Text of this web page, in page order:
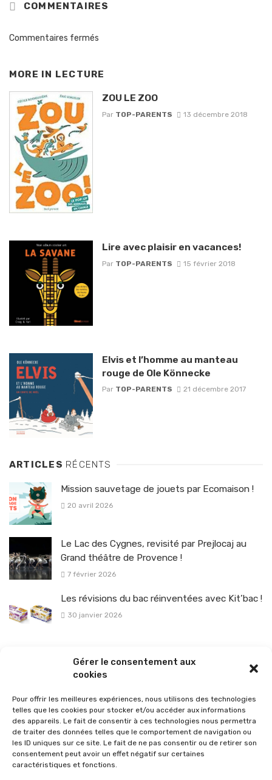
Gérer le consentement aux
cookies
Pour offrir les meilleures expériences, nous utilisons des technologies
telles que les cookies pour stocker et/ou accéder aux informations
des appareils. Le fait de consentir à ces technologies nous permettra
de traiter des données telles que le comportement de navigation ou
les ID uniques sur ce site. Le fait de ne pas consentir ou de retirer son
consentement peut avoir un effet négatif sur certaines
caractéristiques et fonctions.
COMMENTAIRES
Commentaires fermés
MORE IN LECTURE
ZOU LE ZOO
Par TOP-PARENTS 13 décembre 2018
Lire avec plaisir en vacances!
Par TOP-PARENTS 15 février 2018
Elvis et l’homme au manteau
rouge de Ole Könnecke
Par TOP-PARENTS 21 décembre 2017
ARTICLES RÉCENTS
Mission sauvetage de jouets par Ecomaison !
20 avril 2026
Le Lac des Cygnes, revisité par Prejlocaj au
Grand théâtre de Provence !
7 février 2026
Les révisions du bac réinventées avec Kit’bac !
30 janvier 2026